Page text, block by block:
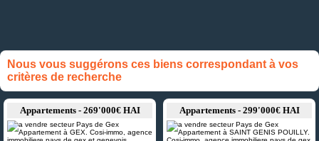
Nous vous suggérons ces biens correspondant à vos
critères de recherche
Appartements - 269'000€ HAI Appartements - 299'000€ HAI